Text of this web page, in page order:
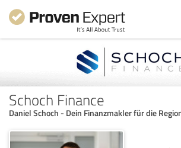
Schoch Finance
Daniel Schoch - Dein Finanzmakler für die